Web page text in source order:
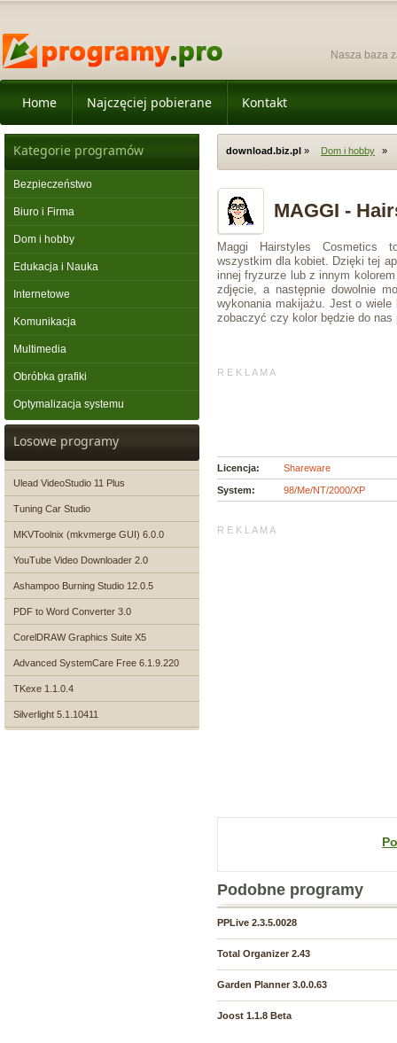
Nasza baza
Home Najczęciej pobierane Kontakt
Kategorie programów
Bezpieczeństwo
Biuro i Firma
Dom i hobby
Edukacja i Nauka
Internetowe
Komunikacja
Multimedia
Obróbka grafiki
Optymalizacja systemu
Losowe programy
Ulead VideoStudio 11 Plus
Tuning Car Studio
MKVToolnix (mkvmerge GUI) 6.0.0
YouTube Video Downloader 2.0
Ashampoo Burning Studio 12.0.5
PDF to Word Converter 3.0
CorelDRAW Graphics Suite X5
Advanced SystemCare Free 6.1.9.220
TKexe 1.1.0.4
Silverlight 5.1.10411
download.biz.pl » Dom i hobby »
MAGGI -
Maggi Hairstyles Cosmetics
wszystkim dla kobiet. Dzięki tej
innej fryzurze lub z innym
zdjęcie, a następnie dowolnie
wykonania makijażu. Jest o wiele
zobaczyć czy kolor będzie do nas
R E K L A M A
Licencja: Shareware
System: 98/Me/NT/2000/XP
R E K L A M A
Podobne programy
PPLive 2.3.5.0028
Total Organizer 2.43
Garden Planner 3.0.0.63
Joost 1.1.8 Beta